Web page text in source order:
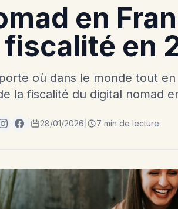
en
en
où dans le monde tout
la fiscalité du digital nomad
28/01/2026 7 min de lecture